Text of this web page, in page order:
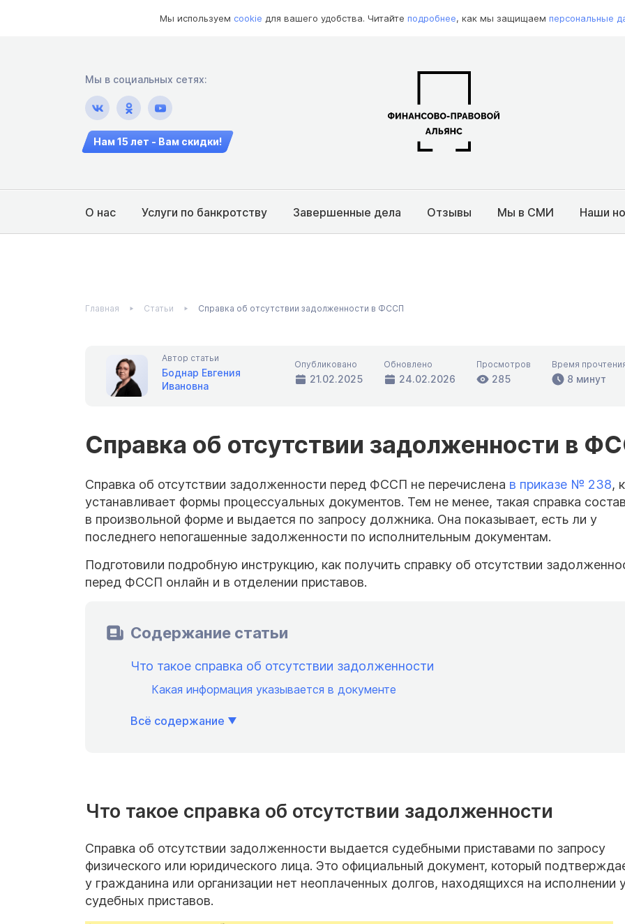
Мы используем cookie для вашего удобства. Читайте подробнее, как мы защищаем персональные
Мы в социальных сетях:
Нам 15 лет - Вам скидки!
О нас Услуги по банкротству Завершенные дела Отзывы Мы в СМИ Наши
Главная Статьи Справка об отсутствии задолженности в ФССП
Автор статьи
Боднар Евгения
Ивановна
Опубликовано
21.02.2025
Обновлено
24.02.2026
Просмотров
285
Время
8 минут
Справка об отсутствии задолженности в
Справка об отсутствии задолженности перед ФССП не перечислена в приказе № 238,
устанавливает формы процессуальных документов. Тем не менее, такая справка
в произвольной форме и выдается по запросу должника. Она показывает, есть ли у
последнего непогашенные задолженности по исполнительным документам.
Подготовили подробную инструкцию, как получить справку об отсутствии
перед ФССП онлайн и в отделении приставов.
Содержание статьи
Что такое справка об отсутствии задолженности
Какая информация указывается в документе
Всё содержание
Что такое справка об отсутствии задолженности
Справка об отсутствии задолженности выдается судебными приставами по запросу
физического или юридического лица. Это официальный документ, который
у гражданина или организации нет неоплаченных долгов, находящихся на исполнении
судебных приставов.